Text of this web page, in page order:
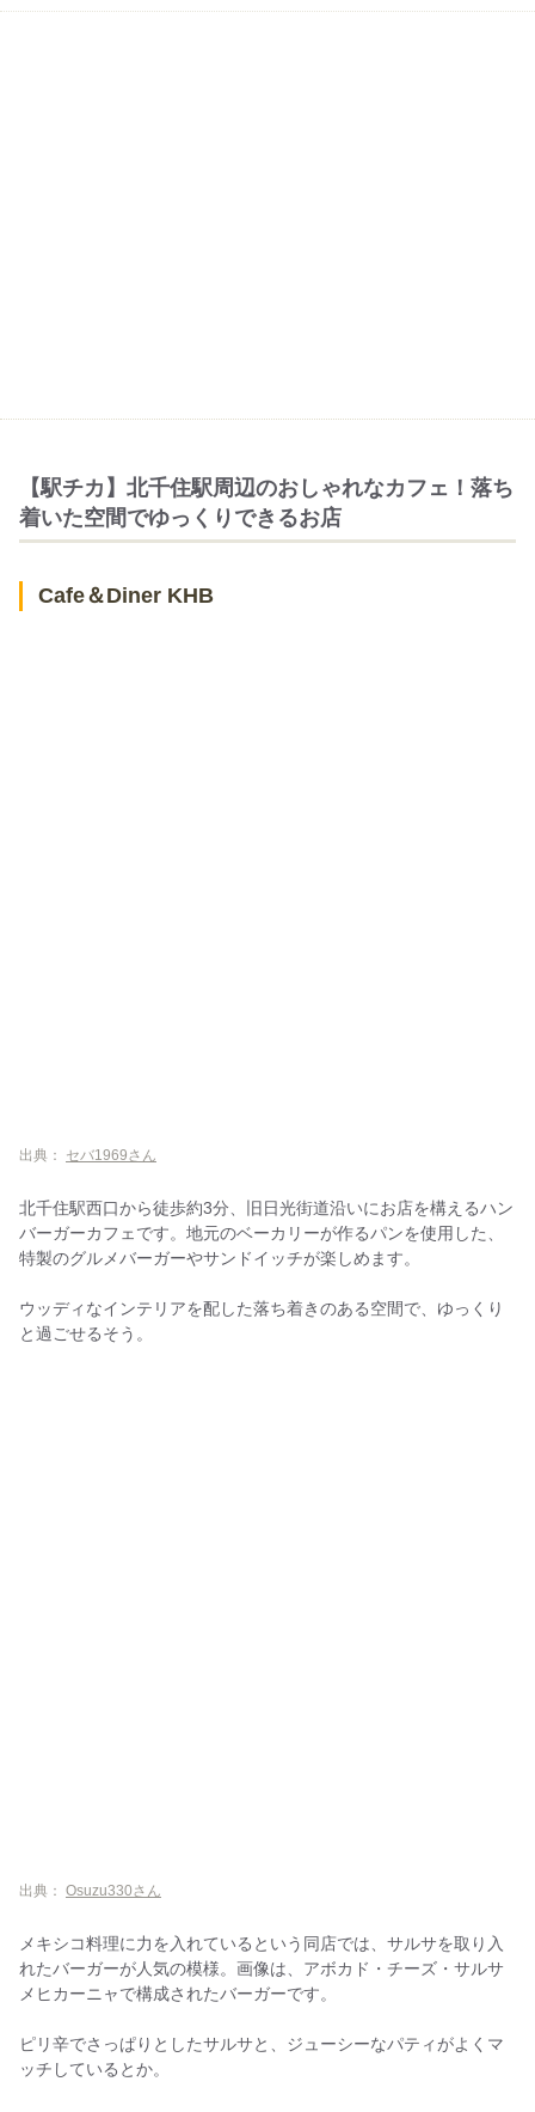
【駅チカ】北千住駅周辺のおしゃれなカフェ！落ち
着いた空間でゆっくりできるお店
Cafe＆Diner KHB
出典： セバ1969さん
北千住駅西口から徒歩約3分、旧日光街道沿いにお店を構えるハン
バーガーカフェです。地元のベーカリーが作るパンを使用した、
特製のグルメバーガーやサンドイッチが楽しめます。
ウッディなインテリアを配した落ち着きのある空間で、ゆっくり
と過ごせるそう。
出典： Osuzu330さん
メキシコ料理に力を入れているという同店では、サルサを取り入
れたバーガーが人気の模様。画像は、アボカド・チーズ・サルサ
メヒカーニャで構成されたバーガーです。
ピリ辛でさっぱりとしたサルサと、ジューシーなパティがよくマ
ッチしているとか。